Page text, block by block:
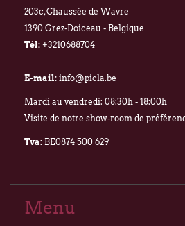
203c, Chaussée de Wavre
1390 Grez-Doiceau - Belgique
Tél: +3210688704
E-mail: info@picla.be
Mardi au vendredi: 08:30h - 18:00h
Visite de notre show-room de
Tva: BE0874 500 629
Menu